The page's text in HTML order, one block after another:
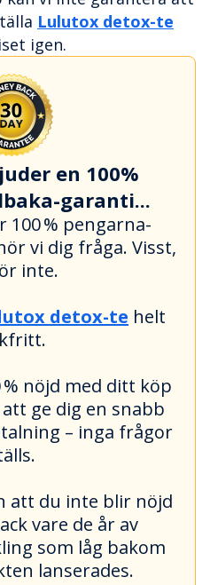
Lulutox detox-te
igen.
en 100%
garanti...
100 % pengarna-
vi dig fråga. Visst,
inte.
detox-te helt
nöjd med ditt köp
ge dig en snabb
– inga frågor
att du inte blir nöjd
vare de år av
som låg bakom
lanserades.